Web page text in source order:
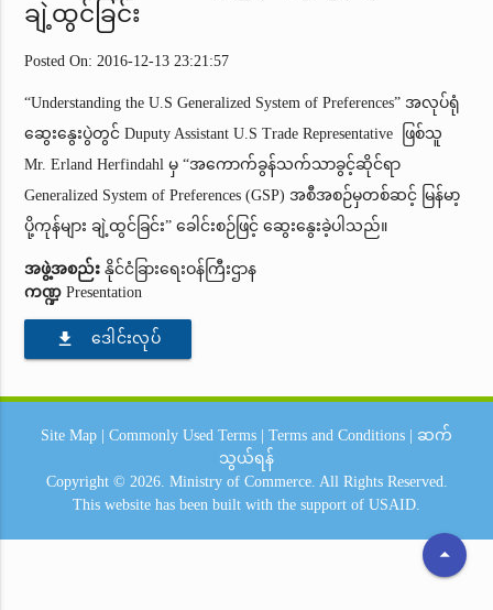
ချဲ့ထွင်ခြင်း
Posted On: 2016-12-13 23:21:57
“Understanding the U.S Generalized System of Preferences” အလုပ်ရုံ
ဆွေးနွေးပွဲတွင် Duputy Assistant U.S Trade Representative ဖြစ်သူ
Mr. Erland Herfindahl မှ “အကောက်ခွန်သက်သာခွင့်ဆိုင်ရာ
Generalized System of Preferences (GSP) အစီအစဉ်မှတစ်ဆင့် မြန်မာ့
ပို့ကုန်များ ချဲ့ထွင်ခြင်း” ခေါင်းစဉ်ဖြင့် ဆွေးနွေးခဲ့ပါသည်။
အဖွဲ့အစည်း နိုင်ငံခြားရေးဝန်ကြီးဌာန
ကဏ္ဍ Presentation
file_download ဒေါင်းလုပ်
arrow_drop_up
Site Map Commonly Used Terms Terms and Conditions
ဆက်
သွယ်ရန်
Copyright © 2026. Ministry of Commerce. All Rights Reserved.
This website has been built with the support of USAID.